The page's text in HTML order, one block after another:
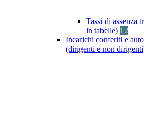
Tassi di assenza
in tabelle) 12
Incarichi conferiti e
(dirigenti e non